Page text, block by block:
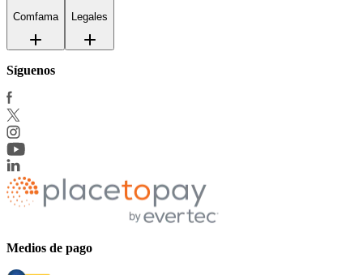
Comfama Legales
Síguenos
Medios de pago